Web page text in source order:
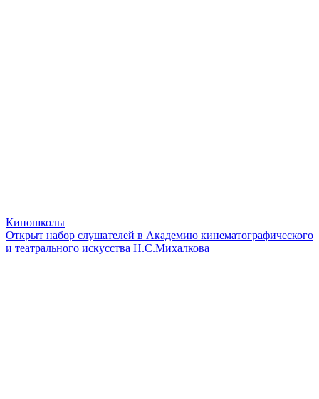
Киношколы
Открыт набор слушателей в Академию кинематографического
и театрального искусства Н.С.Михалкова